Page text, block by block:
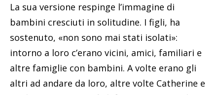
La sua versione respinge l’immagine di
bambini cresciuti in solitudine. I figli, ha
sostenuto, «non sono mai stati isolati»:
intorno a loro c’erano vicini, amici, familiari e
altre famiglie con bambini. A volte erano gli
altri ad andare da loro, altre volte Catherine e